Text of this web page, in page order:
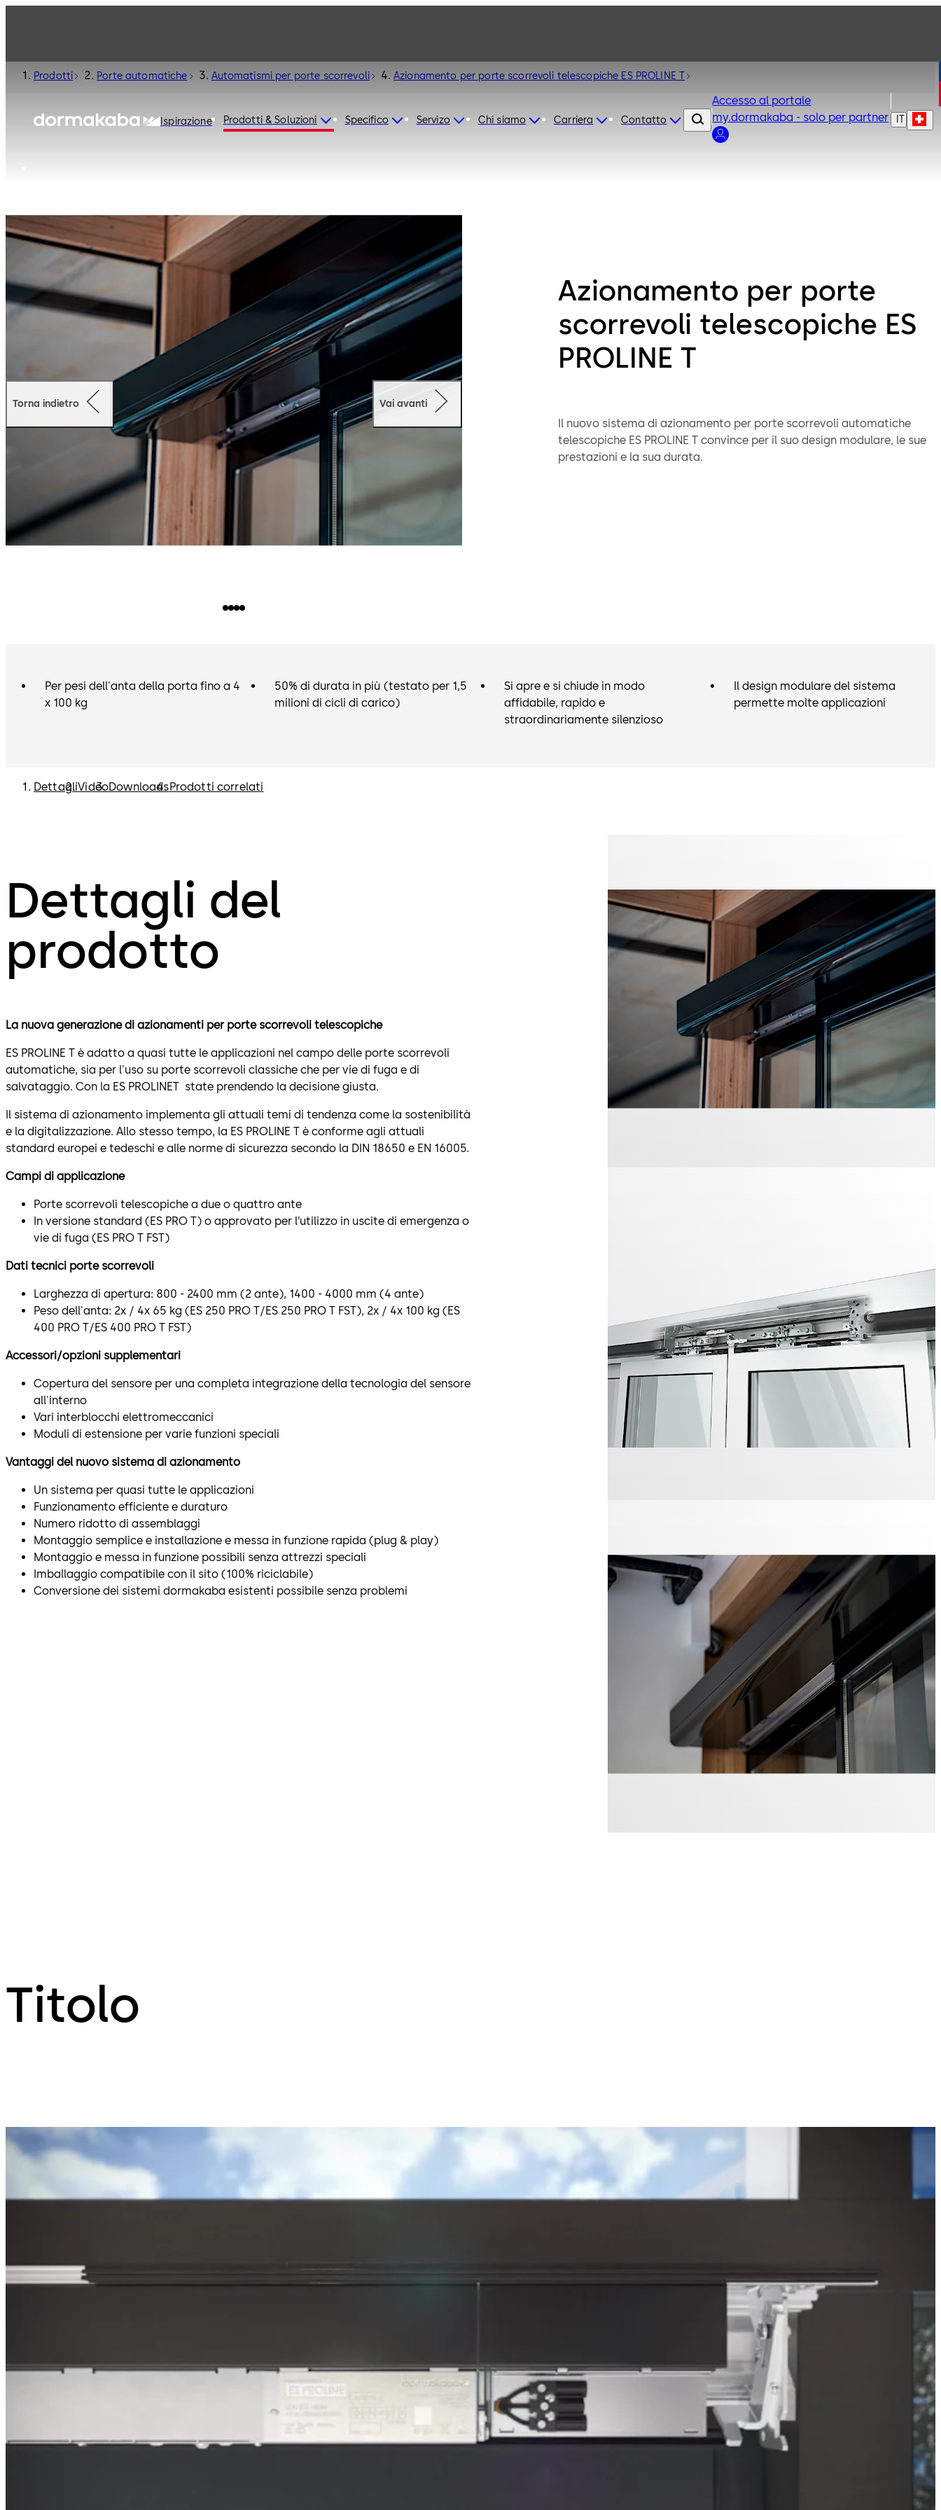
Ispirazione Prodotti & Soluzioni Specifico Servizo Chi siamo Carriera Contatto
Accesso al portale
my.dormakaba - solo per partner
IT
Prodotti Porte automatiche Automatismi per porte scorrevoli Azionamento per porte scorrevoli telescopiche ES PROLINE T
Azionamento per porte
scorrevoli telescopiche ES
PROLINE T
Il nuovo sistema di azionamento per porte scorrevoli automatiche
telescopiche ES PROLINE T convince per il suo design modulare, le sue
prestazioni e la sua durata.
Torna indietro Vai avanti
Per pesi dell'anta della porta fino a 4
x 100 kg
50% di durata in più (testato per 1,5
milioni di cicli di carico)
Si apre e si chiude in modo
affidabile, rapido e
straordinariamente silenzioso
Il design modulare del sistema
permette molte applicazioni
DettagliVideoDownloadsProdotti correlati
Dettagli del
prodotto
La nuova generazione di azionamenti per porte scorrevoli telescopiche
ES PROLINE T è adatto a quasi tutte le applicazioni nel campo delle porte scorrevoli
automatiche, sia per l'uso su porte scorrevoli classiche che per vie di fuga e di
salvataggio. Con la ES PROLINET state prendendo la decisione giusta.
Il sistema di azionamento implementa gli attuali temi di tendenza come la sostenibilità
e la digitalizzazione. Allo stesso tempo, la ES PROLINE T è conforme agli attuali
standard europei e tedeschi e alle norme di sicurezza secondo la DIN 18650 e EN 16005.
Campi di applicazione
Porte scorrevoli telescopiche a due o quattro ante
In versione standard (ES PRO T) o approvato per l’utilizzo in uscite di emergenza o
vie di fuga (ES PRO T FST)
Dati tecnici porte scorrevoli
Larghezza di apertura: 800 - 2400 mm (2 ante), 1400 - 4000 mm (4 ante)
Peso dell'anta: 2x / 4x 65 kg (ES 250 PRO T/ES 250 PRO T FST), 2x / 4x 100 kg (ES
400 PRO T/ES 400 PRO T FST)
Accessori/opzioni supplementari
Copertura del sensore per una completa integrazione della tecnologia del sensore
all'interno
Vari interblocchi elettromeccanici
Moduli di estensione per varie funzioni speciali
Vantaggi del nuovo sistema di azionamento
Un sistema per quasi tutte le applicazioni
Funzionamento efficiente e duraturo
Numero ridotto di assemblaggi
Montaggio semplice e installazione e messa in funzione rapida (plug & play)
Montaggio e messa in funzione possibili senza attrezzi speciali
Imballaggio compatibile con il sito (100% riciclabile)
Conversione dei sistemi dormakaba esistenti possibile senza problemi
Titolo